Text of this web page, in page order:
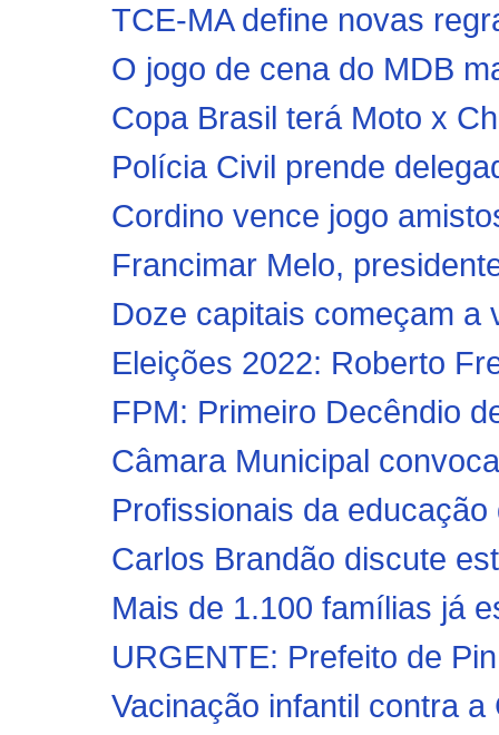
TCE-MA define novas
O jogo de cena do MDB
Copa Brasil terá Moto x
Polícia Civil prende
Cordino vence jogo
Francimar Melo,
Doze capitais começam a
Eleições 2022: Roberto
FPM: Primeiro Decêndio
Câmara Municipal
Profissionais da
Carlos Brandão discute
Mais de 1.100 famílias já
URGENTE: Prefeito de
Vacinação infantil contra